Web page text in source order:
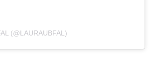
(@LAURAUBFAL)